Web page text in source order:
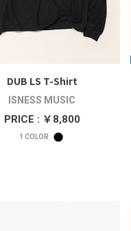
DUB LS T-Shirt
ISNESS MUSIC
PRICE : ￥8,800
1 COLOR